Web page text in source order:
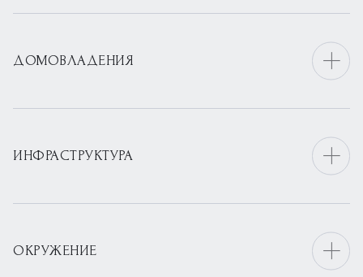
ДОМОВЛАДЕНИЯ
ИНФРАСТРУКТУРА
ОКРУЖЕНИЕ